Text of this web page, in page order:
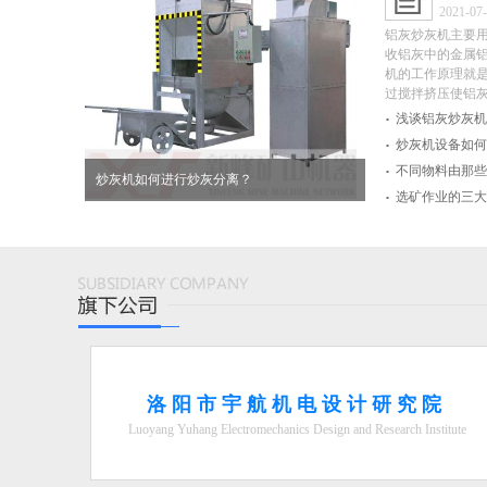
炒灰机如何进行炒灰分离？
2021-
铝灰炒灰机主要
收铝灰中的金属
机的工作原理就
过搅拌挤压使铝
. 浅谈铝灰炒灰
. 炒灰机设备如
. 不同物料由那
. 选矿作业的三
洛阳市宇航机电设计研究院
Luoyang Yuhang Electromechanics Design and Research Institute